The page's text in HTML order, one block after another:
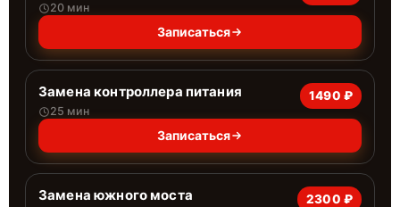
20 мин
Записаться
Замена контроллера питания
25 мин
1490 ₽
Записаться
Замена южного моста 2300 ₽